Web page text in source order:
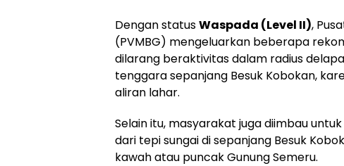
Dengan statusWaspada (Level II),
(PVMBG) mengeluarkan beberapa
dilarang beraktivitas dalam radius
tenggara sepanjang Besuk Kobokan,
aliran lahar.
Selain itu, masyarakat juga diimbau
dari tepi sungai di sepanjang Besuk
kawah atau puncak Gunung Semeru.